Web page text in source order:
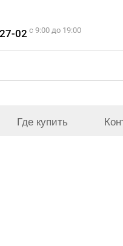
02 c 9:00 до 19:00
Где купить